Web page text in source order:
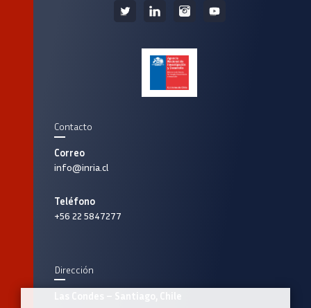
Contacto
Correo
info@inria.cl
Teléfono
+56 22 5847277
Dirección